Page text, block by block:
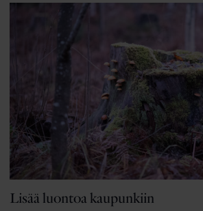
Lisää luontoa kaupunkiin